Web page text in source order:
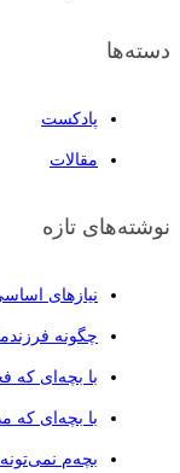
دسته‌ها
پادکست
مقالات
نوشته‌های تازه
نیازهای
چگونه
با بچه‌ای که
با بچه‌ای که
بچه‌م